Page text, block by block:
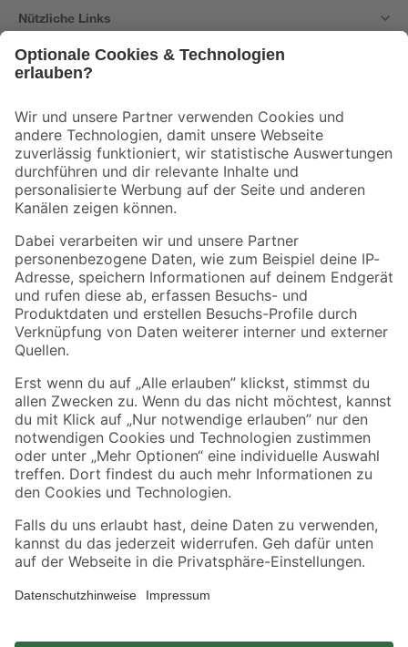
Nützliche Links
Der toom Newsletter: Keine Angebote und Aktionen mehr verpassen!
Zur Newsletter Anmeldung
Folge uns
Zahlungsarten Versandarten
Sicher einkaufen
Jetzt die toom-App herunterladen
Alle Preisangaben in EUR inkl. gesetzl. MwSt.. Die dargestellten Angebote sind unter
Umständen nicht in allen Märkten verfügbar. Die angegebenen Verfügbarkeiten beziehen
Produkte nur solange der Vorrat reicht.
*Paketversand ab 59 € versandkostenfrei, gilt nicht für Artikel mit Speditionsversand, hier